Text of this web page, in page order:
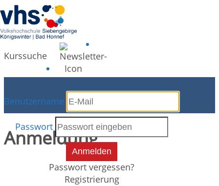
Kurssuche
Benutzername
Passwort
Anmelden
Passwort vergessen?
Registrierung
Programm
Anmeldung